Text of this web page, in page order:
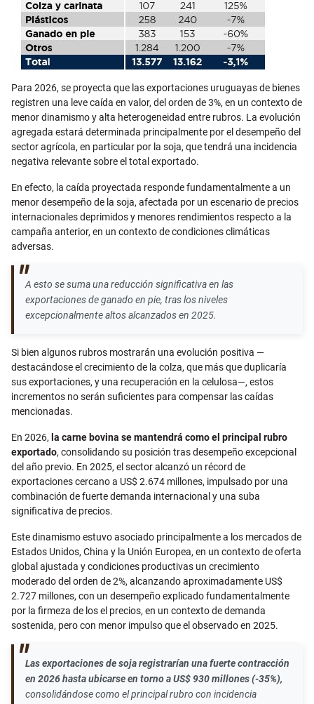
Para 2026, se proyecta que las exportaciones uruguayas de bienes
registren una leve caída en valor, del orden de 3%, en un contexto de
menor dinamismo y alta heterogeneidad entre rubros. La evolución
agregada estará determinada principalmente por el desempeño del
sector agrícola, en particular por la soja, que tendrá una incidencia
negativa relevante sobre el total exportado.
En efecto, la caída proyectada responde fundamentalmente a un
menor desempeño de la soja, afectada por un escenario de precios
internacionales deprimidos y menores rendimientos respecto a la
campaña anterior, en un contexto de condiciones climáticas
adversas.
A esto se suma una reducción significativa en las
exportaciones de ganado en pie, tras los niveles
excepcionalmente altos alcanzados en 2025.
Si bien algunos rubros mostrarán una evolución positiva —
destacándose el crecimiento de la colza, que más que duplicaría
sus exportaciones, y una recuperación en la celulosa—, estos
incrementos no serán suficientes para compensar las caídas
mencionadas.
En 2026, la carne bovina se mantendrá como el principal rubro
exportado, consolidando su posición tras desempeño excepcional
del año previo. En 2025, el sector alcanzó un récord de
exportaciones cercano a US$ 2.674 millones, impulsado por una
combinación de fuerte demanda internacional y una suba
significativa de precios.
Este dinamismo estuvo asociado principalmente a los mercados de
Estados Unidos, China y la Unión Europea, en un contexto de oferta
global ajustada y condiciones productivas un crecimiento
moderado del orden de 2%, alcanzando aproximadamente US$
2.727 millones, con un desempeño explicado fundamentalmente
por la firmeza de los el precios, en un contexto de demanda
sostenida, pero con menor impulso que el observado en 2025.
Las exportaciones de soja registrarían una fuerte contracción
en 2026 hasta ubicarse en torno a US$ 930 millones (-35%),
consolidándose como el principal rubro con incidencia